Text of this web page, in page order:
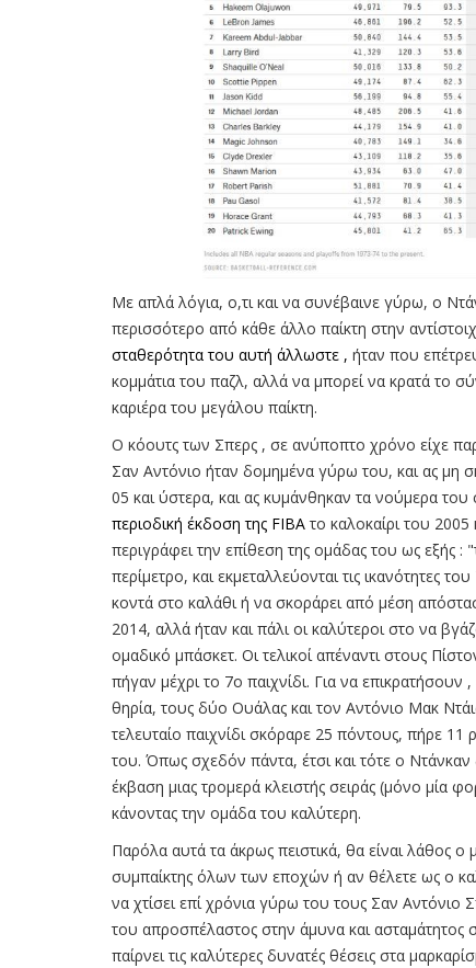
Με απλά λόγια, ο,τι και να συνέβαινε γύρω, ο
περισσότερο από κάθε άλλο παίκτη στην
σταθερότητα του αυτή άλλωστε , ήταν που
κομμάτια του παζλ, αλλά να μπορεί να κρατά το
καριέρα του μεγάλου παίκτη.
Ο κόουτς των Σπερς , σε ανύποπτο χρόνο είχε
Σαν Αντόνιο ήταν δομημένα γύρω του, και ας
05 και ύστερα, και ας κυμάνθηκαν τα νούμερα
περιοδική έκδοση της FIBA το καλοκαίρι του
περιγράφει την επίθεση της ομάδας του ως εξής
περίμετρο, και εκμεταλλεύονται τις ικανότητες
κοντά στο καλάθι ή να σκοράρει από μέση
2014, αλλά ήταν και πάλι οι καλύτεροι στο να
ομαδικό μπάσκετ. Οι τελικοί απέναντι στους
πήγαν μέχρι το 7ο παιχνίδι. Για να
θηρία, τους δύο Ουάλας και τον Αντόνιο Μακ
τελευταίο παιχνίδι σκόραρε 25 πόντους, πήρε 11
του. Όπως σχεδόν πάντα, έτσι και τότε ο
έκβαση μιας τρομερά κλειστής σειράς (μόνο μία
κάνοντας την ομάδα του καλύτερη.
Παρόλα αυτά τα άκρως πειστικά, θα είναι λάθος ο
συμπαίκτης όλων των εποχών ή αν θέλετε ως ο
να χτίσει επί χρόνια γύρω του τους Σαν
του απροσπέλαστος στην άμυνα και ασταμάτητος
παίρνει τις καλύτερες δυνατές θέσεις στα